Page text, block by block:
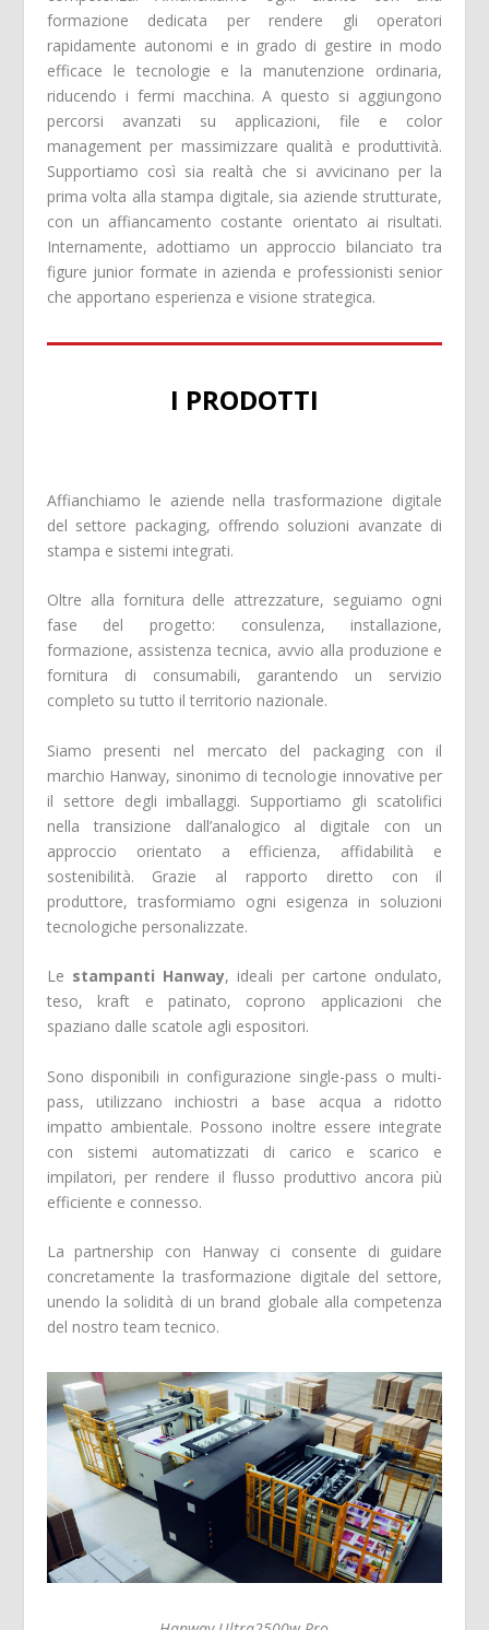
formazione dedicata per rendere gli operatori
rapidamente autonomi e in grado di gestire in modo
efficace le tecnologie e la manutenzione ordinaria,
riducendo i fermi macchina. A questo si aggiungono
percorsi avanzati su applicazioni, file e color
management per massimizzare qualità e produttività.
Supportiamo così sia realtà che si avvicinano per la
prima volta alla stampa digitale, sia aziende strutturate,
con un affiancamento costante orientato ai risultati.
Internamente, adottiamo un approccio bilanciato tra
figure junior formate in azienda e professionisti senior
che apportano esperienza e visione strategica.
I PRODOTTI
Affianchiamo le aziende nella trasformazione digitale
del settore packaging, offrendo soluzioni avanzate di
stampa e sistemi integrati.
Oltre alla fornitura delle attrezzature, seguiamo ogni
fase del progetto: consulenza, installazione,
formazione, assistenza tecnica, avvio alla produzione e
fornitura di consumabili, garantendo un servizio
completo su tutto il territorio nazionale.
Siamo presenti nel mercato del packaging con il
marchio Hanway, sinonimo di tecnologie innovative per
il settore degli imballaggi. Supportiamo gli scatolifici
nella transizione dall’analogico al digitale con un
approccio orientato a efficienza, affidabilità e
sostenibilità. Grazie al rapporto diretto con il
produttore, trasformiamo ogni esigenza in soluzioni
tecnologiche personalizzate.
Le stampanti Hanway, ideali per cartone ondulato,
teso, kraft e patinato, coprono applicazioni che
spaziano dalle scatole agli espositori.
Sono disponibili in configurazione single-pass o multi-
pass, utilizzano inchiostri a base acqua a ridotto
impatto ambientale. Possono inoltre essere integrate
con sistemi automatizzati di carico e scarico e
impilatori, per rendere il flusso produttivo ancora più
efficiente e connesso.
La partnership con Hanway ci consente di guidare
concretamente la trasformazione digitale del settore,
unendo la solidità di un brand globale alla competenza
del nostro team tecnico.